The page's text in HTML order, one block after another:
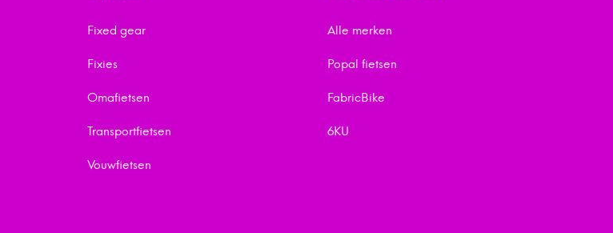
Fixed gear
Fixies
Omafietsen
Transportfietsen
Vouwfietsen
Alle merken
Popal fietsen
FabricBike
6KU